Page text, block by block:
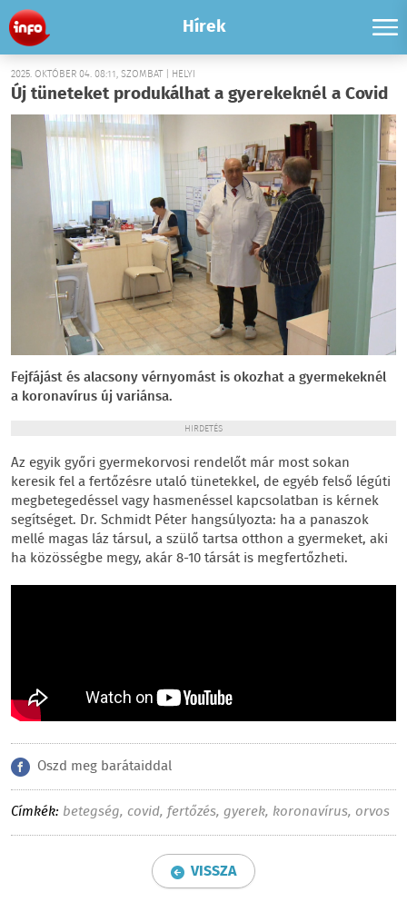
Hírek
2025. OKTÓBER 04. 08:11, SZOMBAT | HELYI
Új tüneteket produkálhat a gyerekeknél a Covid
Fejfájást és alacsony vérnyomást is okozhat a gyermekeknél
a koronavírus új variánsa.
HIRDETÉS
Az egyik győri gyermekorvosi rendelőt már most sokan
keresik fel a fertőzésre utaló tünetekkel, de egyéb felső légúti
megbetegedéssel vagy hasmenéssel kapcsolatban is kérnek
segítséget. Dr. Schmidt Péter hangsúlyozta: ha a panaszok
mellé magas láz társul, a szülő tartsa otthon a gyermeket, aki
ha közösségbe megy, akár 8-10 társát is megfertőzheti.
Oszd meg barátaiddal
Címkék: betegség, covid,fertőzés, gyerek, koronavírus, orvos
VISSZA